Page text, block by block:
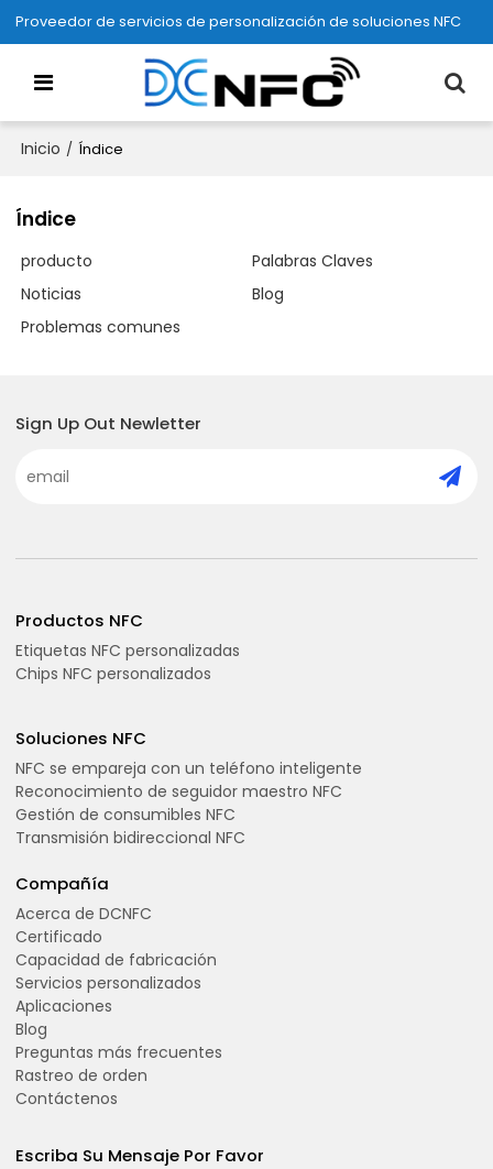
Proveedor de servicios de personalización de soluciones NFC
Inicio / Índice
Índice
producto
Palabras Claves
Noticias
Blog
Problemas comunes
Sign Up Out Newletter
Productos NFC
Etiquetas NFC personalizadas
Chips NFC personalizados
Soluciones NFC
NFC se empareja con un teléfono inteligente
Reconocimiento de seguidor maestro NFC
Gestión de consumibles NFC
Transmisión bidireccional NFC
Compañía
Acerca de DCNFC
Certificado
Capacidad de fabricación
Servicios personalizados
Aplicaciones
Blog
Preguntas más frecuentes
Rastreo de orden
Contáctenos
Escriba Su Mensaje Por Favor